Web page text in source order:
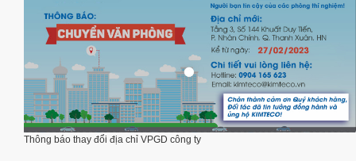
Thông báo thay đổi địa chỉ VPGD công ty